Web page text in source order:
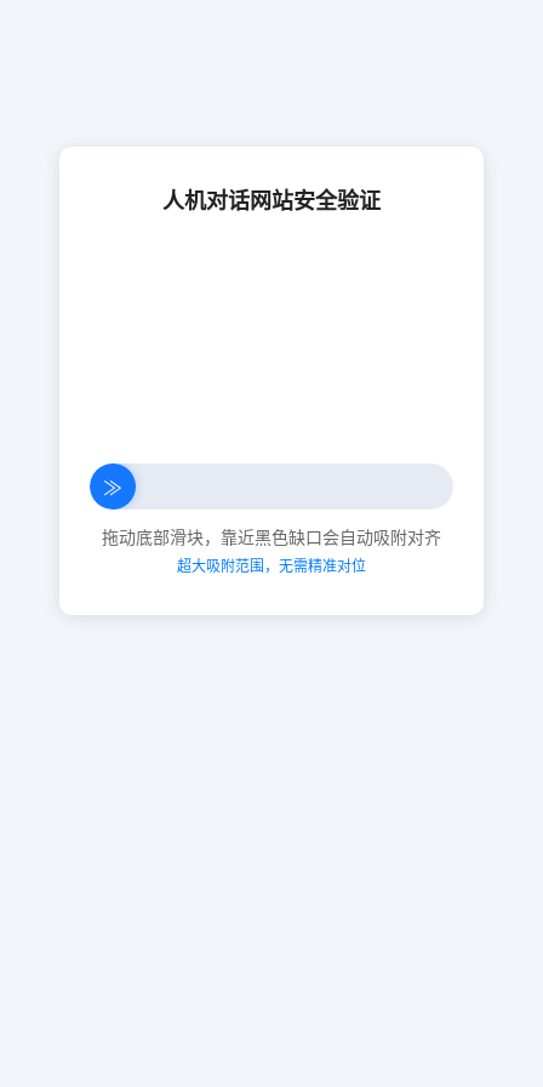
人机对话网站安全验证
≫
拖动底部滑块，靠近黑色缺口会自动吸附对齐
超大吸附范围，无需精准对位